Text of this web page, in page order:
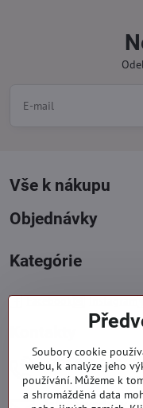
Vše k nákupu
Objednávky
Kategórie
+421 919 060
Pondělí - Pátek :
info​@everlady​.eu
Soubory cookie
webu, k analýze jeho
používání. Můžeme k
a shromážděná data